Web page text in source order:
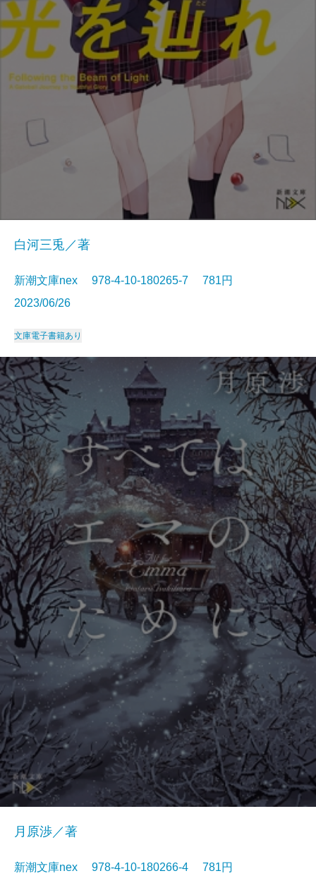
白河三兎／著
新潮文庫nex 978-4-10-180265-7 781円
2023/06/26
文庫電子書籍あり
月原渉／著
新潮文庫nex 978-4-10-180266-4 781円